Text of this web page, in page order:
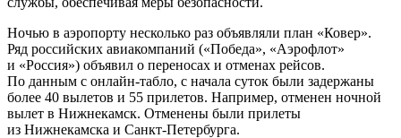
Ночью в аэропорту несколько раз объявляли план «Ковер».
Ряд российских авиакомпаний («Победа», «Аэрофлот»
и «Россия») объявил о переносах и отменах рейсов.
По данным с онлайн-табло, с начала суток были задержаны
более 40 вылетов и 55 прилетов. Например, отменен ночной
вылет в Нижнекамск. Отменены были прилеты
из Нижнекамска и Санкт-Петербурга.